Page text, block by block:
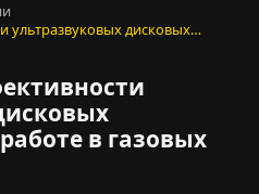
ультразвуковых дисковых…
в газовых